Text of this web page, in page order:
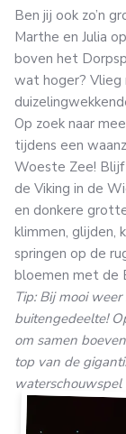
Ben jij ook zo’n
Marthe en Julia
boven het
wat hoger? Vlieg
Op zoek naar
tijdens een
Woeste Zee! Blijf
de Viking in de
en donkere
klimmen, glijden,
springen op de
bloemen met de
Tip: Bij mooi
buitengedeelte!
om samen
top van de
waterschouwspel